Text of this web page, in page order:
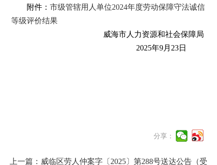
附件： 市级管辖用人单位2024年度劳动保障守法诚信
等级评价结果
威海市人力资源和社会保障局
2025年9月23日
分享：
上一篇：威临区劳人仲案字〔2025〕第288号送达公告（受